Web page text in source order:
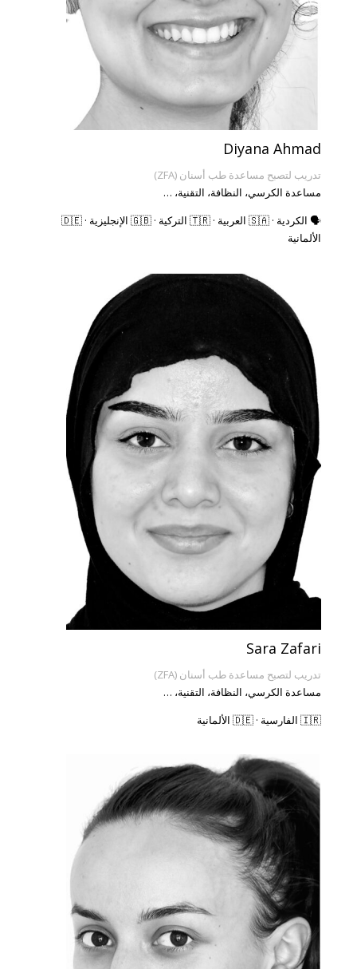
Diyana Ahmad
تدريب لتصبح مساعدة طب أسنان (ZFA)
مساعدة الكرسي، النظافة، التقنية، …
🗣️ الكردية · 🇸🇦 العربية · 🇹🇷 التركية · 🇬🇧 الإنجليزية · 🇩🇪
الألمانية
Sara Zafari
تدريب لتصبح مساعدة طب أسنان (ZFA)
مساعدة الكرسي، النظافة، التقنية، …
🇮🇷 الفارسية · 🇩🇪 الألمانية